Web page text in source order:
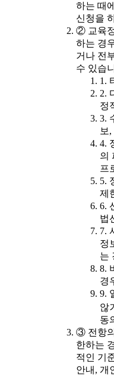
하는 때
신청을
② 교육
하는 경
거나 전
수 있습
1.
2.
정
3.
보,
4.
의
프
5.
제
6.
법
7.
정
는
8.
경
9.
않
동
③ 전항
한하는
적인 기
안내, 개